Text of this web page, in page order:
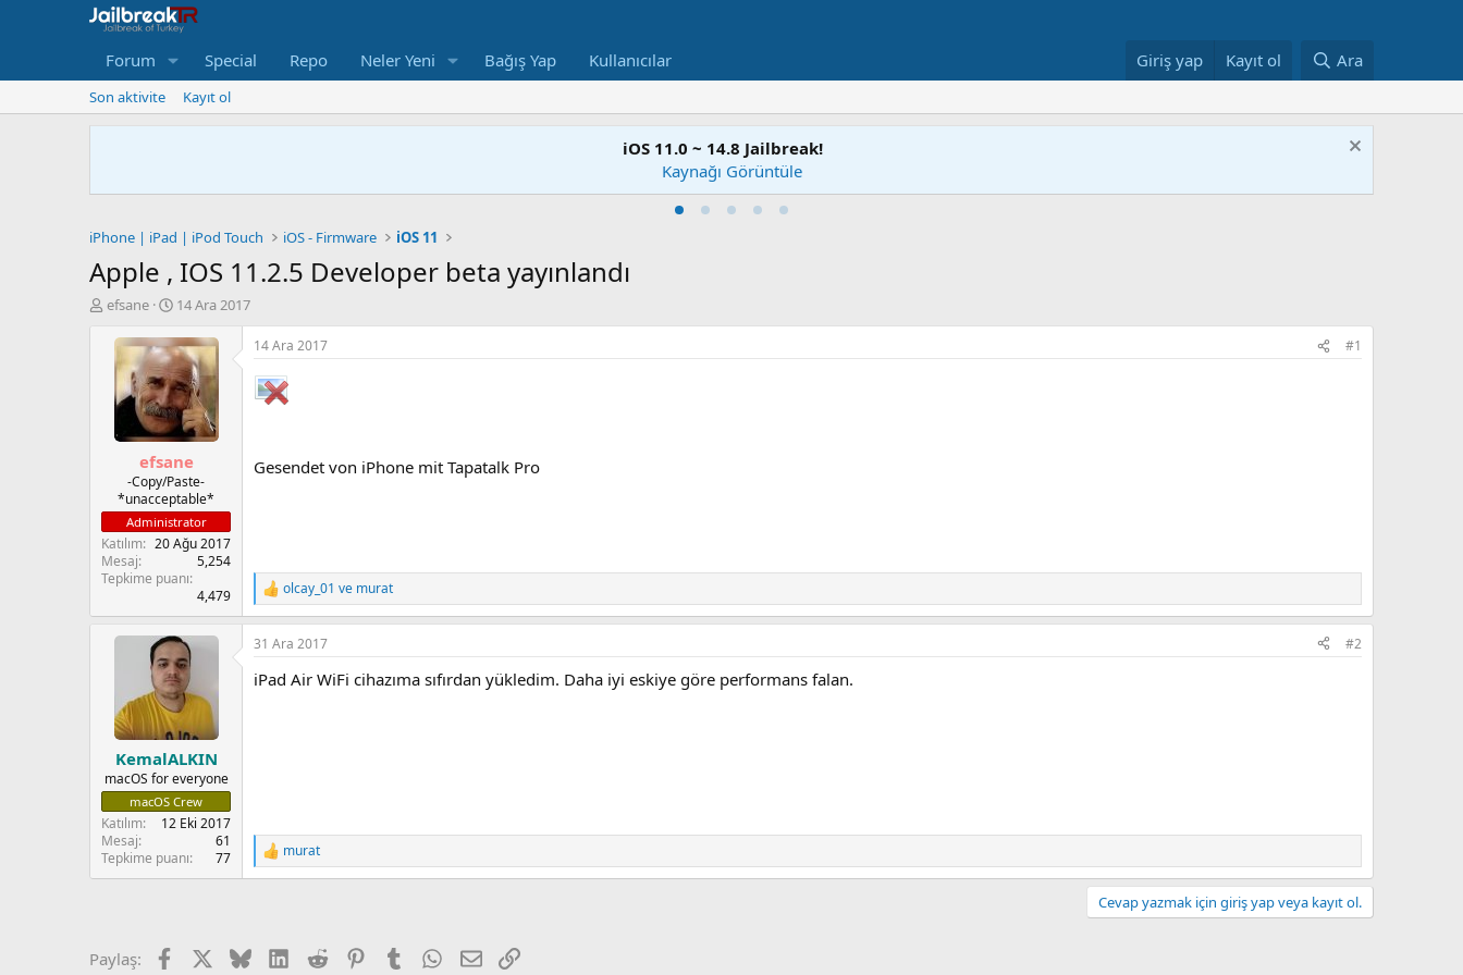
Forum Special Repo Neler Yeni Bağış Yap Kullanıcılar Giriş yap Kayıt ol Ara
Son aktivite Kayıt ol
iOS 11.0 ~ 14.8 Jailbreak!
Kaynağı Görüntüle
iPhone | iPad | iPod Touch iOS - Firmware iOS 11
Apple , IOS 11.2.5 Developer beta yayınlandı
K
efsane
B
ş
l
a
n
g
ı
ç
t
a
r
i
h
i
14 Ara 2017
efsane
-Copy/Paste-
*unacceptable*
Administrator
Katılım
20 Ağu 2017
Mesaj
5,254
Tepkime puanı
4,479
14 Ara 2017 #1
Gesendet von iPhone mit Tapatalk Pro
R
e
a
c
i
olcay_01 ve murat
KemalALKIN
macOS for everyone
macOS Crew
Katılım
12 Eki 2017
Mesaj
61
Tepkime puanı
77
31 Ara 2017 #2
iPad Air WiFi cihazıma sıfırdan yükledim. Daha iyi eskiye göre performans falan.
R
e
murat
Cevap yazmak için giriş yap veya kayıt ol.
Paylaş: Facebook BlueskyLinkedIn
Reddit PinterestTumblr WhatsApp
E-postaLink